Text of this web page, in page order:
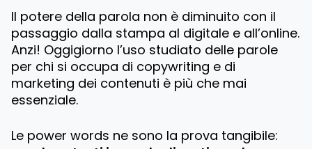
Il potere della parola non è diminuito con il
passaggio dalla stampa al digitale e all’online.
Anzi! Oggigiorno l’uso studiato delle parole
per chi si occupa di copywriting e di
marketing dei contenuti è più che mai
essenziale.
Le power words ne sono la prova tangibile: